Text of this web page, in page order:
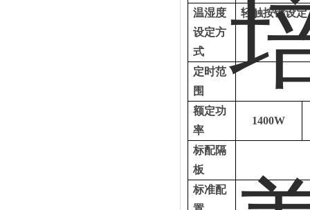
温湿度
设定方
式
轻触按键设
定时范
围
额定功
率
1400W
标配隔
板
标准配